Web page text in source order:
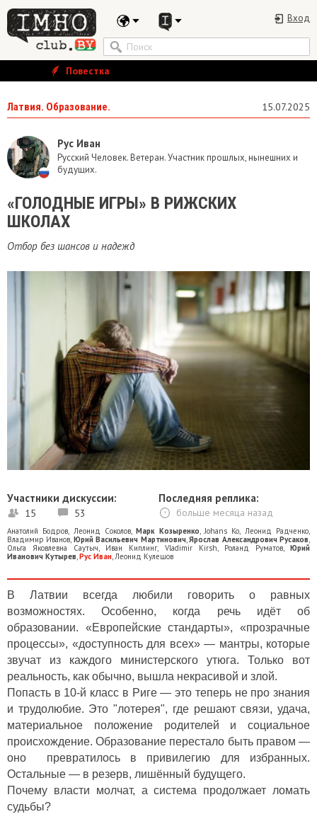
Вход
Повестка
Латвия. Образование. 15.07.2025
Рус Иван
Русский Человек. Ветеран. Участник прошлых, нынешних и
будущих.
«ГОЛОДНЫЕ ИГРЫ» В РИЖСКИХ
ШКОЛАХ
Отбор без шансов и надежд
Участники дискуссии:
15 53
Последняя реплика:
больше месяца назад
Анатолий Бодров, Леонид Соколов,Марк Козыренко,Johans Ko, Леонид Радченко,
Владимир Иванов, Юрий Васильевич Мартинович,Ярослав Александрович Русаков,
Ольга Яковлевна Саутыч, Иван Киплинг, Vladimir Kirsh, Роланд Руматов,Юрий
Иванович Кутырев,Рус Иван,Леонид Кулешов
В Латвии всегда любили говорить о равных
возможностях. Особенно, когда речь идёт об
образовании. «Европейские стандарты», «прозрачные
процессы», «доступность для всех» — мантры, которые
звучат из каждого министерского утюга. Только вот
реальность, как обычно, вышла некрасивой и злой.
Попасть в 10-й класс в Риге — это теперь не про знания
и трудолюбие. Это "лотерея", где решают связи, удача,
материальное положение родителей и социальное
происхождение. Образование перестало быть правом —
оно превратилось в привилегию для избранных.
Остальные — в резерв, лишённый будущего.
Почему власти молчат, а система продолжает ломать
судьбы?